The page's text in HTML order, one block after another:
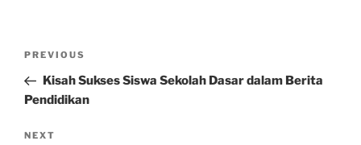
Previous
Post
PREVIOUS
Kisah Sukses Siswa Sekolah Dasar dalam Berita
Pendidikan
Next
NEXT